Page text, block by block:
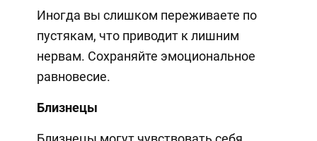
Иногда вы слишком переживаете по
пустякам, что приводит к лишним
нервам. Сохраняйте эмоциональное
равновесие.
Близнецы